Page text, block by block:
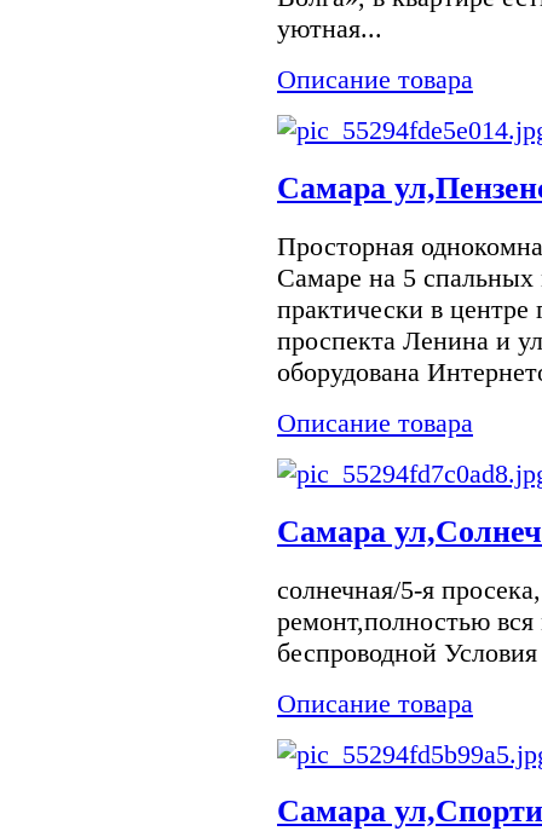
уютная...
Описание товара
Самара
Просторная
Самаре на 5 спальных
практически в центре
проспекта Ленина и
оборудована
Описание товара
Самара
солнечная/5-я
ремонт,полностью
беспроводной
Описание товара
Самара